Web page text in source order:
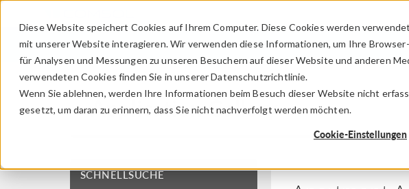
Diese Website speichert Cookies auf Ihrem Computer. Diese Cookies werden
mit unserer Website interagieren. Wir verwenden diese Informationen, um Ihre
für Analysen und Messungen zu unseren Besuchern auf dieser Website und anderen
verwendeten Cookies finden Sie in unserer Datenschutzrichtlinie.
Wenn Sie ablehnen, werden Ihre Informationen beim Besuch dieser Website nicht
gesetzt, um daran zu erinnern, dass Sie nicht nachverfolgt werden möchten.
Cookie-Einstellungen
Application Gallery
SCHNELLSUCHE